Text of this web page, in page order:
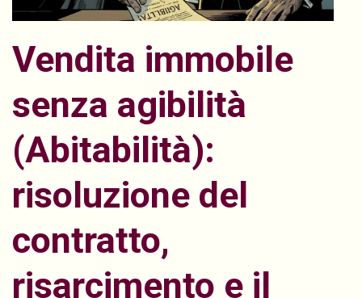
Vendita immobile
senza agibilità
(Abitabilità):
risoluzione del
contratto,
risarcimento e il